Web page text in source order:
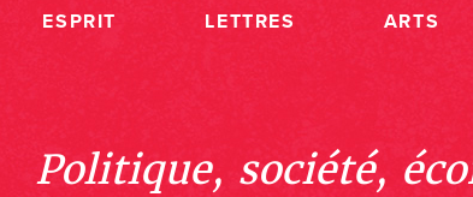
ESPRIT LETTRES ARTS
Politique, société,